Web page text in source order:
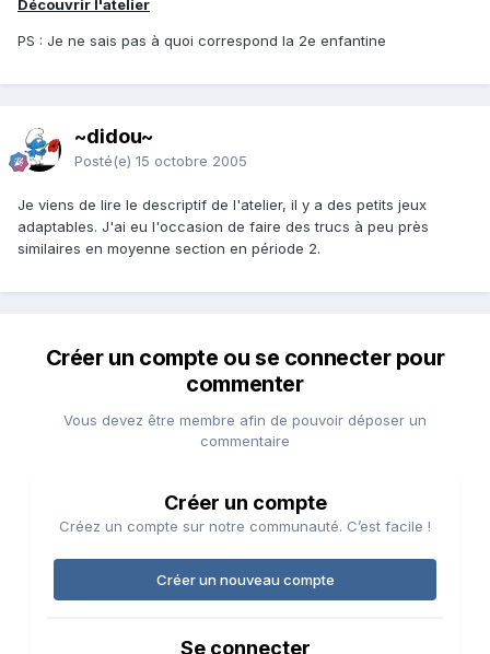
Découvrir l'atelier
PS : Je ne sais pas à quoi correspond la 2e enfantine
~didou~
Posté(e) 15 octobre 2005
Je viens de lire le descriptif de l'atelier, il y a des petits jeux
adaptables. J'ai eu l'occasion de faire des trucs à peu près
similaires en moyenne section en période 2.
Créer un compte ou se connecter pour
commenter
Vous devez être membre afin de pouvoir déposer un
commentaire
Créer un compte
Créez un compte sur notre communauté. C’est facile !
Créer un nouveau compte
Se connecter